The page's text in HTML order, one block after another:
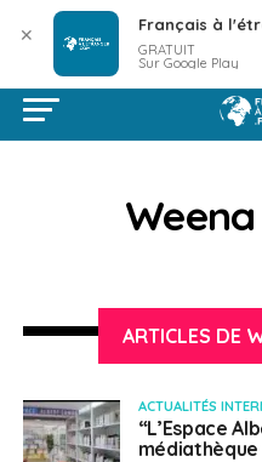
ARTICLES DE
ACTUALITÉS
“L’Espace
✕ Français à
GRATUIT
Sur Google Play